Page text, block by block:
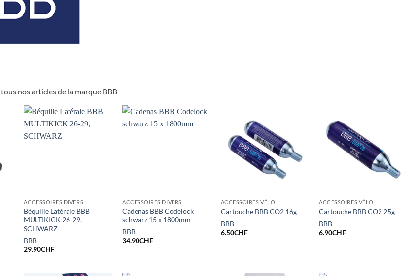
nos articles de la marque BBB
ACCESSOIRES DIVERS
Béquille Latérale BBB
MULTIKICK 26-29,
SCHWARZ
BBB
29.90CHF
ACCESSOIRES DIVERS
Cadenas BBB Codelock
schwarz 15 x 1800mm
BBB
34.90CHF
ACCESSOIRES VÉLO
Cartouche BBB CO2 16g
BBB
6.50CHF
ACCESSOIRES VÉLO
Cartouche BBB CO2 25g
BBB
6.90CHF